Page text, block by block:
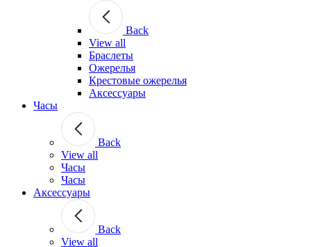
Back
View all
Браслеты
Ожерелья
Крестовые ожерелья
Аксессуары
Часы
Back
View all
Часы
Часы
Аксессуары
Back
View all